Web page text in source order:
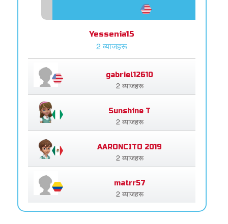
Yessenia15
2 ब्याजहरू
gabriel12610
2 ब्याजहरू
Sunshine T
2 ब्याजहरू
AARONCITO 2019
2 ब्याजहरू
matrr57
2 ब्याजहरू